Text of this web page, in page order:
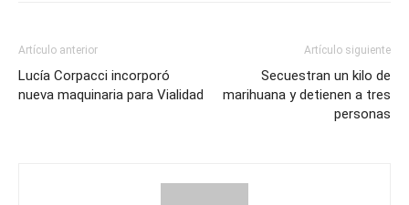
Artículo anterior
Lucía Corpacci incorporó
nueva maquinaria para Vialidad
Artículo siguiente
Secuestran un kilo de
marihuana y detienen a tres
personas